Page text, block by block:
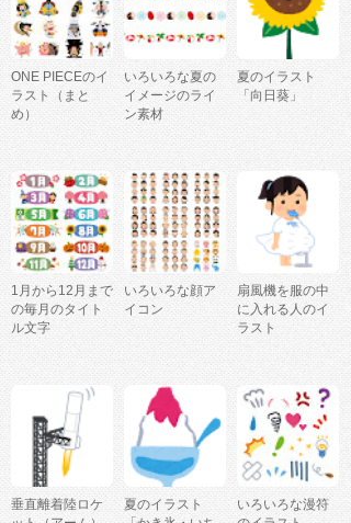
ONE PIECEのイ
ラスト（まと
め）
いろいろな夏の
イメージのライ
ン素材
夏のイラスト
「向日葵」
1月から12月まで
の毎月のタイト
ル文字
いろいろな顔ア
イコン
扇風機を服の中
に入れる人のイ
ラスト
垂直離着陸ロケ
夏のイラスト
いろいろな漫符